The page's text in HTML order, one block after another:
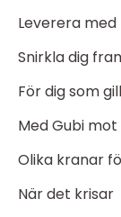
Leverera
Snirkla dig
För dig som
Med Gubi
Olika kranar
När det krisar